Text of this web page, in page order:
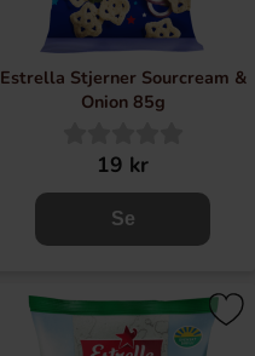
Estrella Stjerner Sourcream &
Onion 85g
19 kr
Se